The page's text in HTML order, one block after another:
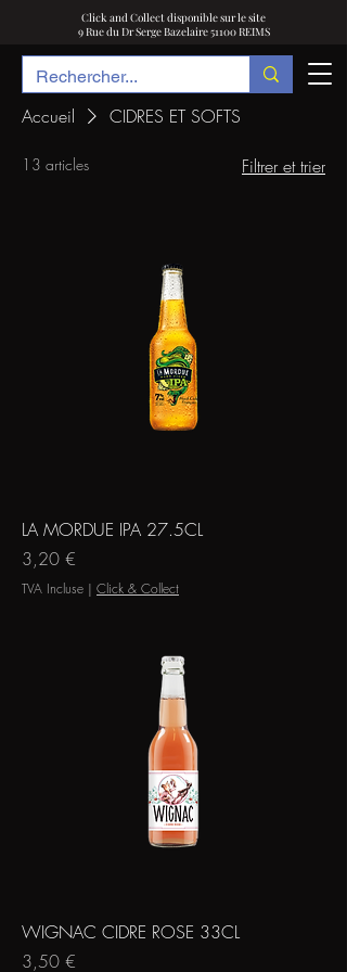
Click and Collect disponible sur le site
9 Rue du Dr Serge Bazelaire 51100 REIMS
Accueil CIDRES ET SOFTS
13 articles Filtrer et trier
LA MORDUE IPA 27.5CL
Prix
3,20 €
TVA Incluse | Click & Collect
WIGNAC CIDRE ROSE 33CL
Prix
3,50 €